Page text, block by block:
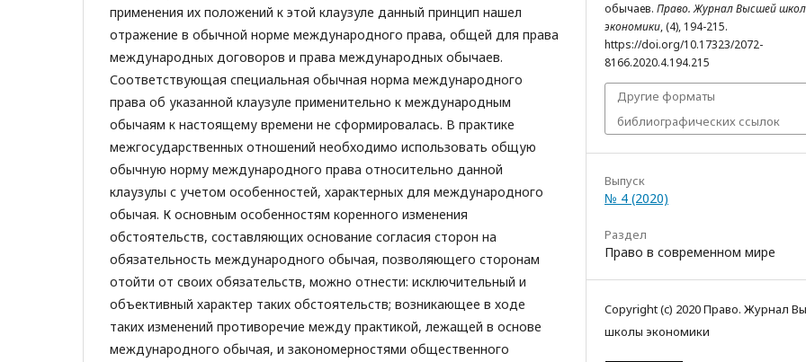
применения их положений к этой клаузуле данный принцип нашел
отражение в обычной норме международного права, общей для права
международных договоров и права международных обычаев.
Соответствующая специальная обычная норма международного
права об указанной клаузуле применительно к международным
обычаям к настоящему времени не сформировалась. В практике
межгосударственных отношений необходимо использовать общую
обычную норму международного права относительно данной
клаузулы с учетом особенностей, характерных для международного
обычая. К основным особенностям коренного изменения
обстоятельств, составляющих основание согласия сторон на
обязательность международного обычая, позволяющего сторонам
отойти от своих обязательств, можно отнести: исключительный и
объективный характер таких обстоятельств; возникающее в ходе
таких изменений противоречие между практикой, лежащей в основе
международного обычая, и закономерностями общественного
обычаев. Право. Журнал Высшей
экономики, (4), 194-215.
https://doi.org/10.17323/2072-
8166.2020.4.194.215
Другие форматы
библиографических ссылок
Выпуск
№ 4 (2020)
Раздел
Право в современном мире
Copyright (c) 2020 Право. Журнал
школы экономики